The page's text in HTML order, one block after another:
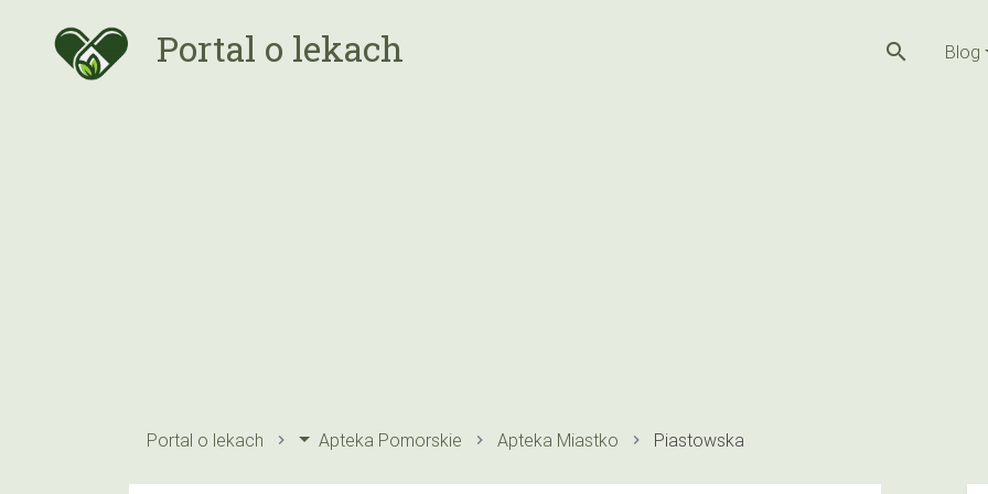
Portal o lekach search Blog
Portal o lekach Apteka Pomorskie Apteka Miastko Piastowska